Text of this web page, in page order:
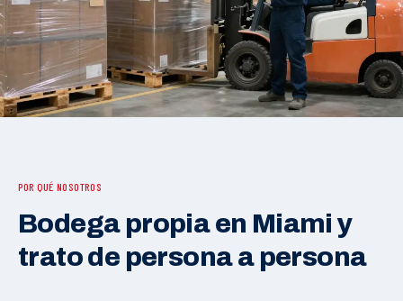
POR QUÉ NOSOTROS
Bodega propia en Miami y
trato de persona a persona